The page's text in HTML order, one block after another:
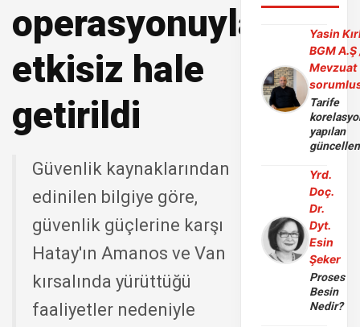
operasyonuyla
etkisiz hale
getirildi
Güvenlik kaynaklarından
edinilen bilgiye göre,
güvenlik güçlerine karşı
Hatay'ın Amanos ve Van
kırsalında yürüttüğü
faaliyetler nedeniyle
Yasin
BGM A.Ş
Mevzuat
Tarife
yapılan
Yrd.
Doç.
Dr.
Dyt.
Esin
Şeker
Proses
Besin
Nedir?